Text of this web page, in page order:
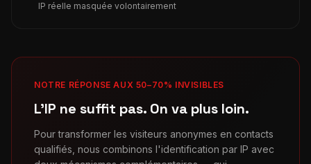
IP réelle masquée volontairement
NOTRE RÉPONSE AUX 50–70% INVISIBLES
L'IP ne suffit pas. On va plus loin.
Pour transformer les visiteurs anonymes en contacts
qualifiés, nous combinons l'identification par IP avec